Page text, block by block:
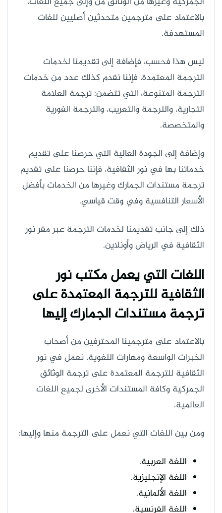
بالاعتماد على مترجمين متحدثين أصليين للغات
المستهدفة.
ليس هذا فحسب، فإضافة إلى تقديمنا لخدمات
الترجمة المعتمدة، فإننا نقدم كذلك عدد من خدمات
الترجمة المتنوعة، التي تتضمن: ترجمة العلامة
التجارية، والترجمة والتعريب، والترجمة الفورية
والمتخصصة.
وإضافة إلى الجودة العالية التي حرصنا على تقديم
خدماتنا بها في نور الثقافية، فإننا حرصنا على تقديم
ترجمة مستندات الجمارك وغيرها من الخدمات بأفضل
الأسعار التنافسية وفي وقت قياسي.
ذلك إلى جانب تقديمنا لخدمات الترجمة عبر مقر نور
الثقافية في الرياض وأونلاين.
اللغات التي يعمل مكتب نور
الثقافية للترجمة المعتمدة على
ترجمة مستندات الجمارك إليها
بالاعتماد على مترجمينا المحترفين من أصحاب
الخبرات الواسعة ومهارات اللغوية، نعمل في نور
الثقافية للترجمة المعتمدة على ترجمة الوثائق
الجمركية وكافة المستندات الأخرى لجميع اللغات
العالمية.
ومن بين اللغات التي نعمل على الترجمة منها وإليها:
اللغة العربية.
اللغة الإنجليزية.
اللغة الألمانية.
اللغة الفرنسية.